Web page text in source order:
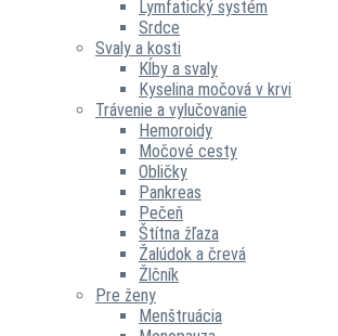
Lymfatický systém
Srdce
Svaly a kosti
Kĺby a svaly
Kyselina močová v krvi
Trávenie a vylučovanie
Hemoroidy
Močové cesty
Obličky
Pankreas
Pečeň
Štítna žľaza
Žalúdok a črevá
Žlčník
Pre ženy
Menštruácia